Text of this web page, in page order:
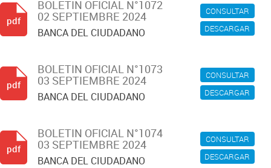
CONSULTAR
DESCARGAR
BOLETIN OFICIAL N°1072
02 SEPTIEMBRE 2024
BANCA DEL CIUDADANO
pdf
CONSULTAR
DESCARGAR
BOLETIN OFICIAL N°1073
03 SEPTIEMBRE 2024
BANCA DEL CIUDADANO
pdf
CONSULTAR
DESCARGAR
BOLETIN OFICIAL N°1074
03 SEPTIEMBRE 2024
BANCA DEL CIUDADANO
pdf